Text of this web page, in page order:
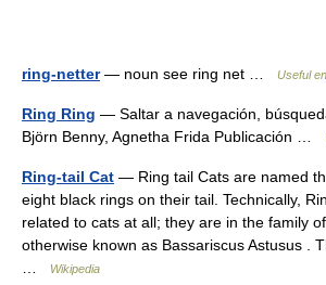
ring-netter— noun see ring net … Useful
Ring Ring — Saltar a navegación,
Björn Benny, Agnetha Frida Publicación …
Ring-tail Cat — Ring tail Cats are named
eight black rings on their tail. Technically,
related to cats at all; they are in the family of
otherwise known as Bassariscus Astusus .
Wikipedia